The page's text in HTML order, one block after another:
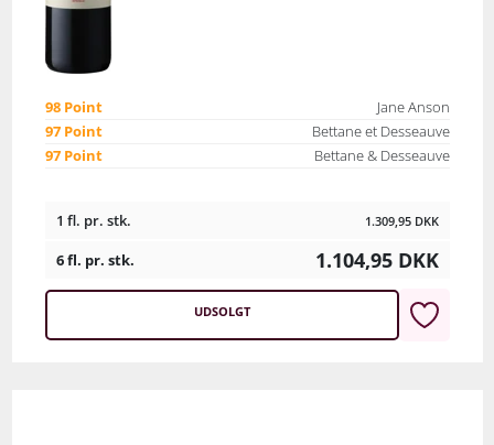
98 Point
Jane Anson
97 Point
Bettane et Desseauve
97 Point
Bettane & Desseauve
1 fl. pr. stk. 1.309,95 DKK
6 fl. pr. stk. 1.104,95 DKK
UDSOLGT